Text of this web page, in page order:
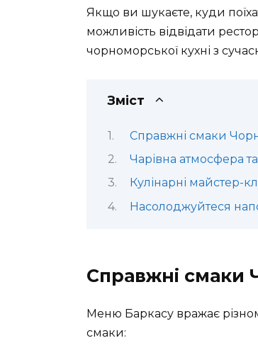
Якщо ви шукаєте, куди
можливість відвідати
чорноморської кухні з
Зміст
Справжні смаки
Чарівна атмосфера
Кулінарні майстер-
Насолоджуйтеся
Справжні смаки
Меню Баркасу вражає
смаки: